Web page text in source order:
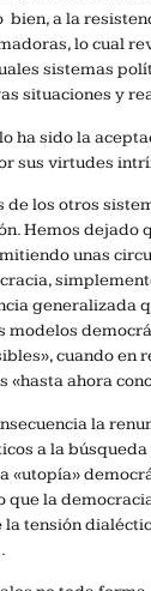
bien, a la
lo cual
sistemas
situaciones y
ha sido la
sus virtudes
de los otros
Hemos dejado
unas
generalizada
modelos
cuando en
«hasta ahora
la
a la
«utopía»
la
tensión